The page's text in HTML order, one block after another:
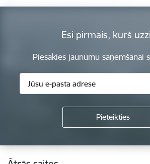
Esi pirmais, kurš
Piesakies jaunumu saņemšanai
Kājene